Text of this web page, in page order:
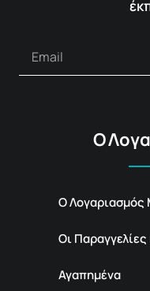
Ο
Ο Λογαριασμός
Οι
Αγαπημένα